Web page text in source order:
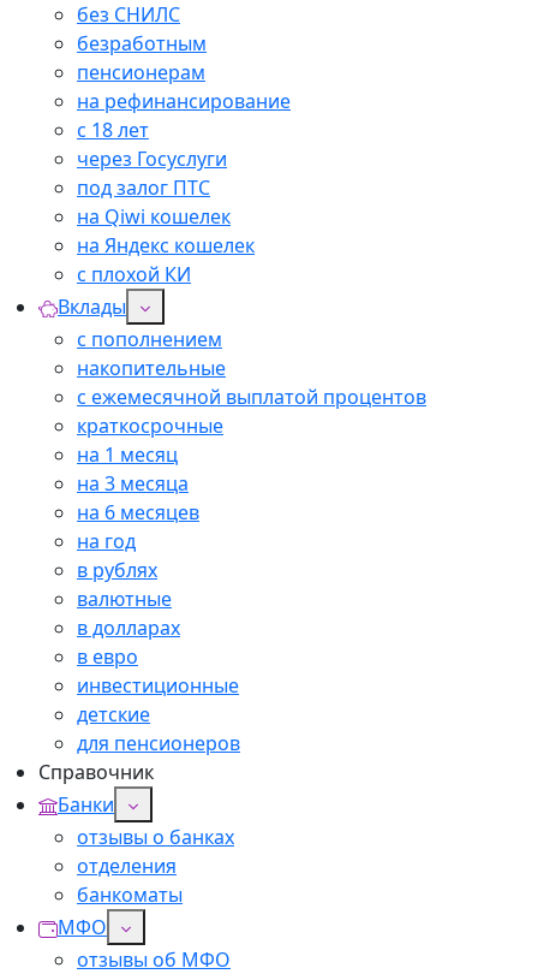
без СНИЛС
безработным
пенсионерам
на рефинансирование
с 18 лет
через Госуслуги
под залог ПТС
на Qiwi кошелек
на Яндекс кошелек
с плохой КИ
Вклады
с пополнением
накопительные
с ежемесячной выплатой процентов
краткосрочные
на 1 месяц
на 3 месяца
на 6 месяцев
на год
в рублях
валютные
в долларах
в евро
инвестиционные
детские
для пенсионеров
Справочник
Банки
отзывы о банках
отделения
банкоматы
МФО
отзывы об МФО